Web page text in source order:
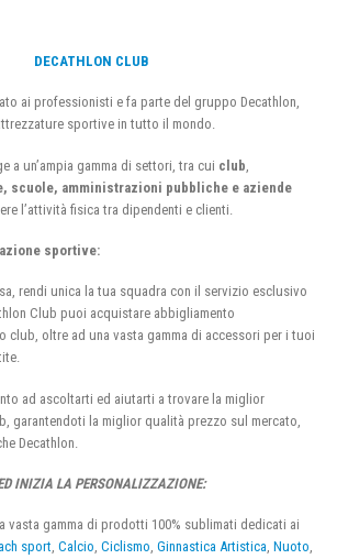
DECATHLON CLUB
ai professionisti e fa parte del gruppo Decathlon,
sportive in tutto il mondo.
a un’ampia gamma di settori, tra cui club
scuole, amministrazioni pubbliche e aziende
l’attività fisica tra dipendenti e clienti.
sportive:
rendi unica la tua squadra con il servizio esclusivo
Club puoi acquistare abbigliamento
club, oltre ad una vasta gamma di accessori per i tuoi
ad ascoltarti ed aiutarti a trovare la miglior
garantendoti la miglior qualità prezzo sul mercato,
Decathlon.
INIZIA LA PERSONALIZZAZIONE:
vasta gamma di prodotti 100% sublimati dedicati ai
sport, Calcio, Ciclismo, Ginnastica Artistica, Nuoto,